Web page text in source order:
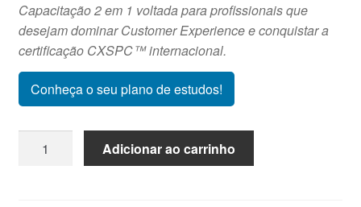
Capacitação 2 em 1 voltada para profissionais que
desejam dominar Customer Experience e conquistar a
certificação CXSPC™ internacional.
Conheça o seu plano de estudos!
Adicionar ao carrinho